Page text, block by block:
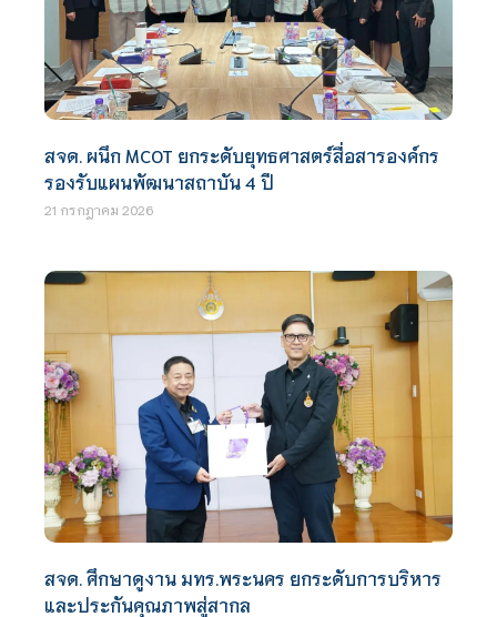
สจด. ผนึก MCOT ยกระดับยุทธศาสตร์สื่อสารองค์กร
รองรับแผนพัฒนาสถาบัน 4 ปี
21 กรกฎาคม 2026
สจด. ศึกษาดูงาน มทร.พระนคร ยกระดับการบริหาร
และประกันคุณภาพสู่สากล